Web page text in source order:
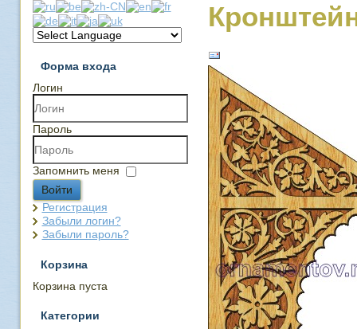
Форма входа
Логин
Пароль
Запомнить меня
Войти
Регистрация
Забыли логин?
Забыли пароль?
Корзина
Корзина пуста
Категории